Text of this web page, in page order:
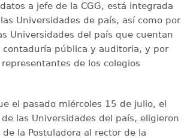
a jefe de la CGG, está integrada
Universidades de país, así como por
Universidades del país que cuentan
contaduría pública y auditoria, y por
de los colegios
el pasado miércoles 15 de julio, el
de las Universidades del país, eligieron
la Postuladora al rector de la